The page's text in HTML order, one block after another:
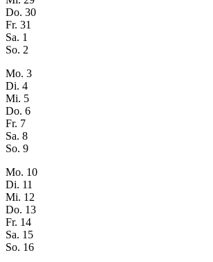
Do. 30
Fr. 31
Sa. 1
So. 2
Mo. 3
Di. 4
Mi. 5
Do. 6
Fr. 7
Sa. 8
So. 9
Mo. 10
Di. 11
Mi. 12
Do. 13
Fr. 14
Sa. 15
So. 16